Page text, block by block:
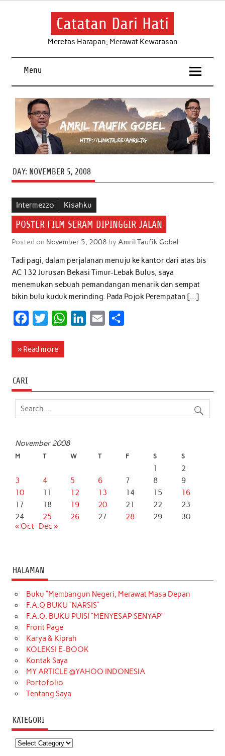
Skip
Catatan Dari Hati
Meretas Harapan, Merawat Kewarasan
Menu
DAY: NOVEMBER 5, 2008
Intermezzo Kisahku
POSTER FILM SERAM DIPINGGIR JALAN
Posted on November 5, 2008 by Amril Taufik Gobel
Tadi pagi, dalam perjalanan menuju ke kantor dari atas bis
AC 132 Jurusan Bekasi Timur-Lebak Bulus, saya
menemukan sebuah pemandangan menarik dan sempat
bikin bulu kuduk merinding. Pada Pojok Perempatan […]
c
o
o
i
e
W
A
d
» Read more
CARI
November 2008
M T W T F S S
1
2
3
4 5 6 7 8
9
10
11 12 13 14 15
16
17
18 19 20 21 22
23
24
25 26 27 28 29
30
« Oct Dec »
HALAMAN
Buku “Membangun Negeri, Merawat Masa Depan
F.A.Q BUKU “NARSIS”
F.A.Q. BUKU PUISI “MENYESAP SENYAP”
Front Page
Karya & Kiprah
KOLEKSI E-BOOK
Kontak Saya
MY ARTICLE @YAHOO INDONESIA
Portofolio
Tentang Saya
KATEGORI
Kategori